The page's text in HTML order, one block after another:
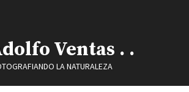
Ventas . .
LA NATURALEZA